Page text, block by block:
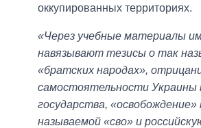
оккупированных территориях.
«Через учебные материалы
навязывают тезисы о так
«братских народах»,
самостоятельности Украины
государства,
называемой «сво» и